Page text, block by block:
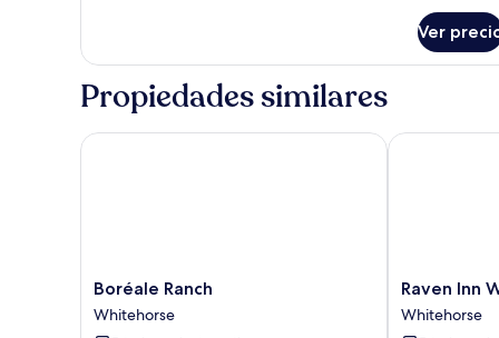
2
individuales,
para
no
con
cama
matrimonial
o
Ver
Propiedades similares
Boréale
Ranch
Whitehorse
Boréale Ranch
Whitehorse
Boréale Ranch
Raven
Inn
Whitehorse
Raven Inn
Whitehorse
Raven Inn